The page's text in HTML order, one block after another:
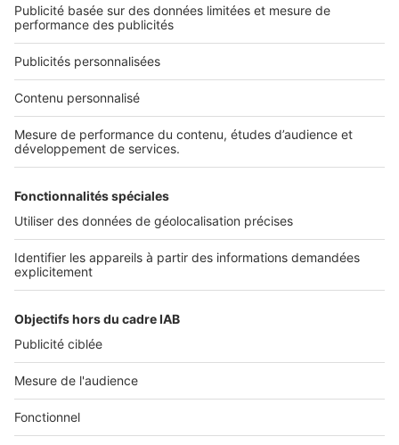
Nous contacter
Nous recrutons
NOS APPLICATIONS
Découvrez nos applications
Tous nos services pro
Accès client
À DÉCOUVRIR
Annuaire des professionnels
Tout l'immobilier
Toutes les villes
Tous les départements
Toutes les régions